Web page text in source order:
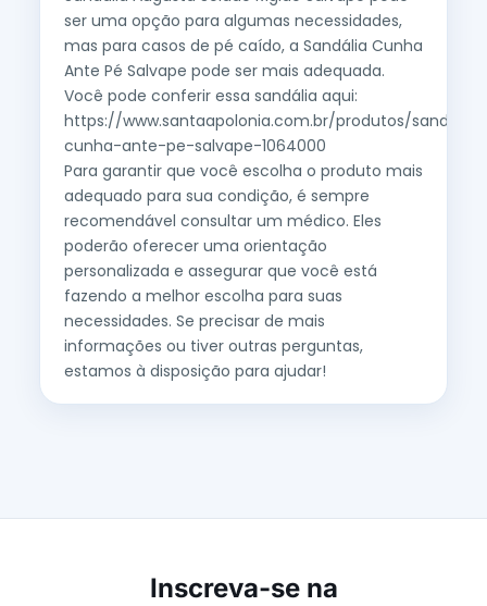
ser uma opção para algumas necessidades,
mas para casos de pé caído, a Sandália Cunha
Ante Pé Salvape pode ser mais adequada.
Você pode conferir essa sandália aqui:
https://www.santaapolonia.com.br/produtos/sandalia-
cunha-ante-pe-salvape-1064000
Para garantir que você escolha o produto mais
adequado para sua condição, é sempre
recomendável consultar um médico. Eles
poderão oferecer uma orientação
personalizada e assegurar que você está
fazendo a melhor escolha para suas
necessidades. Se precisar de mais
informações ou tiver outras perguntas,
estamos à disposição para ajudar!
Inscreva-se na